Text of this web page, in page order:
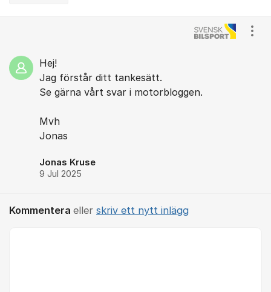
Hej!
Jag förstår ditt tankesätt.
Se gärna vårt svar i motorbloggen.
Mvh
Jonas
Jonas Kruse
9 Jul 2025
Kommentera eller skriv ett nytt inlägg